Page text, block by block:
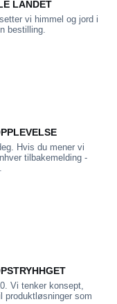
LANDET
vi himmel og jord i
bestilling.
Hvis du mener vi
tilbakemelding -
Vi tenker konsept,
produktløsninger som